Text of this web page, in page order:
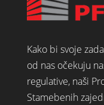
Kako bi svoje
od nas očekuju
regulative, naši
Stamebenih